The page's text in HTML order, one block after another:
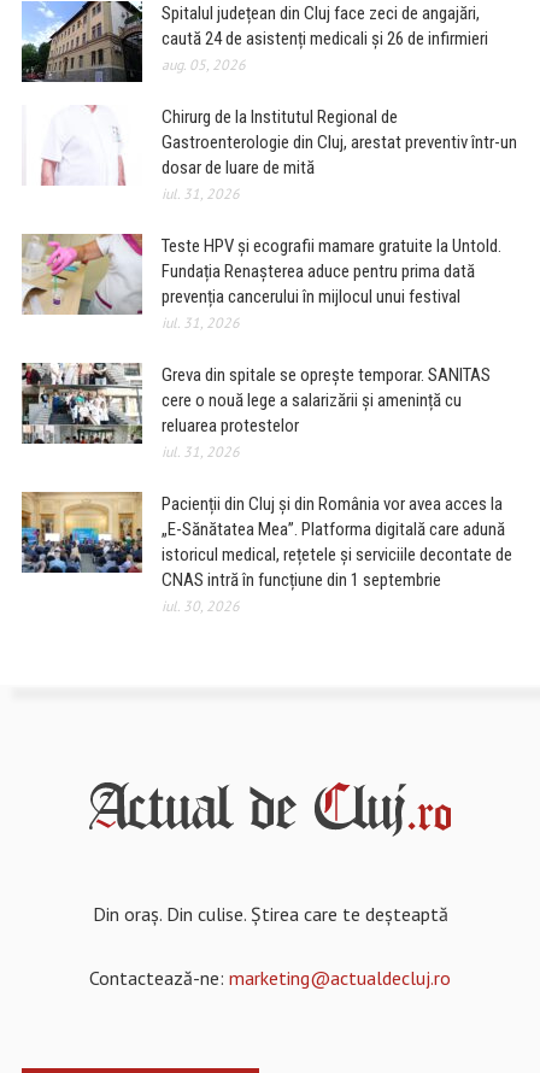
Spitalul județean din Cluj face zeci de angajări,
caută 24 de asistenți medicali și 26 de infirmieri
aug. 05, 2026
Chirurg de la Institutul Regional de
Gastroenterologie din Cluj, arestat preventiv într-un
dosar de luare de mită
iul. 31, 2026
Teste HPV și ecografii mamare gratuite la Untold.
Fundația Renașterea aduce pentru prima dată
prevenția cancerului în mijlocul unui festival
iul. 31, 2026
Greva din spitale se oprește temporar. SANITAS
cere o nouă lege a salarizării și amenință cu
reluarea protestelor
iul. 31, 2026
Pacienții din Cluj și din România vor avea acces la
„E-Sănătatea Mea”. Platforma digitală care adună
istoricul medical, rețetele și serviciile decontate de
CNAS intră în funcțiune din 1 septembrie
iul. 30, 2026
Din oraș. Din culise. Știrea care te deșteaptă
Contactează-ne: marketing@actualdecluj.ro